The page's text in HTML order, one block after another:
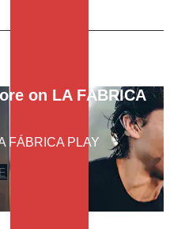
on LA FÁBRICA
FÁBRICA PLAY